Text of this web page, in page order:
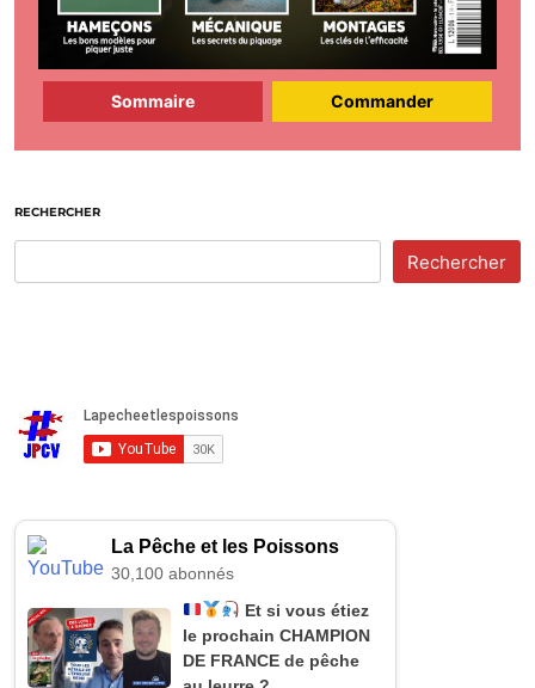
Sommaire Commander
RECHERCHER
Rechercher
La Pêche et les Poissons
30,100 abonnés
Et si vous étiez
le prochain CHAMPION
DE FRANCE de pêche